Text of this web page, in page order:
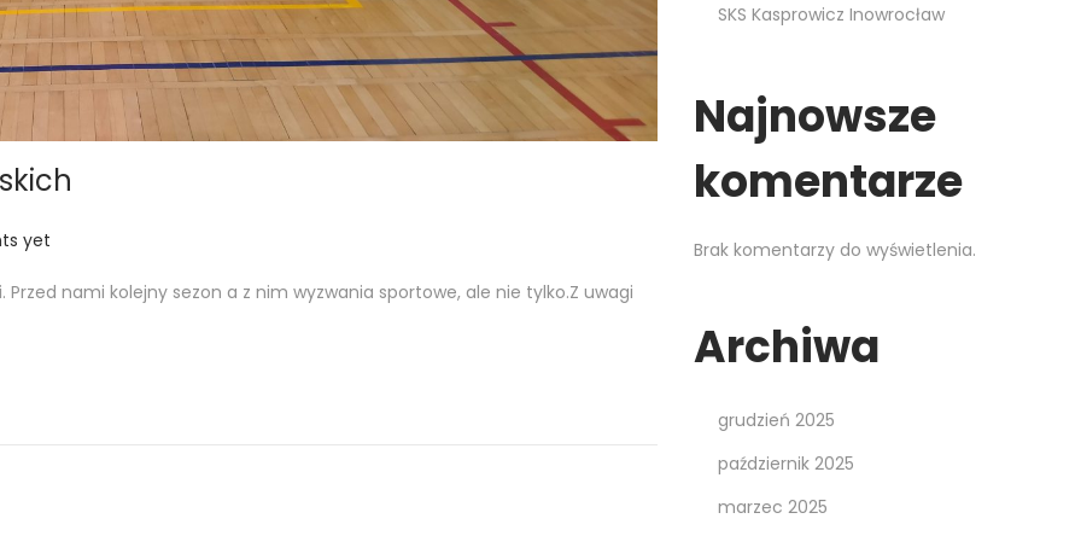
yet
Przed nami kolejny sezon a z nim wyzwania sportowe, ale nie tylko.Z uwagi
SKS Kasprowicz Inowrocław
Najnowsze
komentarze
Brak komentarzy do wyświetlenia.
Archiwa
grudzień 2025
październik 2025
marzec 2025